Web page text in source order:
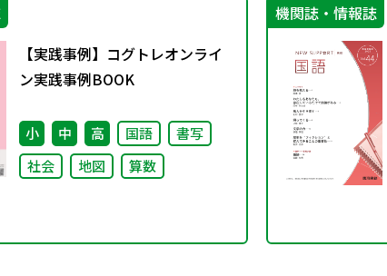
【実践事例】コグトレオンライ
ン実践事例BOOK
小 中 高 国語
書写
社会
地図 算数
機関誌・情報誌